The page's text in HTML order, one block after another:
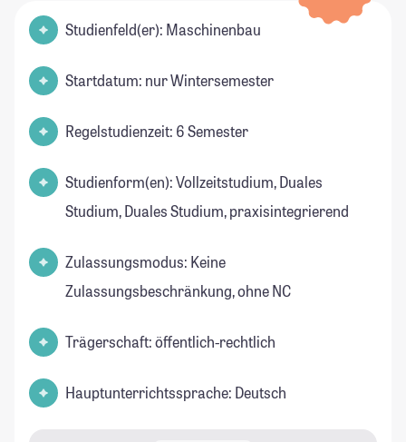
Studienfeld(er): Maschinenbau
Startdatum: nur Wintersemester
Regelstudienzeit: 6 Semester
Studienform(en): Vollzeitstudium, Duales
Studium, Duales Studium, praxisintegrierend
Zulassungsmodus: Keine
Zulassungsbeschränkung, ohne NC
Trägerschaft: öffentlich-rechtlich
Hauptunterrichtssprache: Deutsch